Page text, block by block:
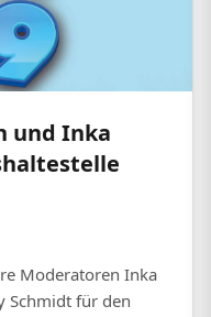
und Inka
Moderatoren Inka
Schmidt für den